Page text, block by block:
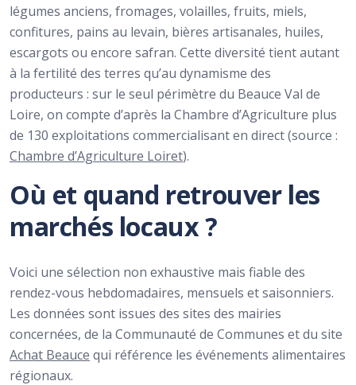
légumes anciens, fromages, volailles, fruits, miels,
confitures, pains au levain, bières artisanales, huiles,
escargots ou encore safran. Cette diversité tient autant
à la fertilité des terres qu’au dynamisme des
producteurs : sur le seul périmètre du Beauce Val de
Loire, on compte d’après la Chambre d’Agriculture plus
de 130 exploitations commercialisant en direct (source :
Chambre d’Agriculture Loiret).
Où et quand retrouver les
marchés locaux ?
Voici une sélection non exhaustive mais fiable des
rendez-vous hebdomadaires, mensuels et saisonniers.
Les données sont issues des sites des mairies
concernées, de la Communauté de Communes et du site
Achat Beauce qui référence les événements alimentaires
régionaux.